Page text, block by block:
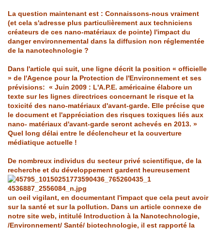
La question maintenant est : Connaissons-nous vraiment
(et cela s'adresse plus particulièrement aux techniciens
créateurs de ces nano-matériaux de pointe) l'impact du
danger environnemental dans la diffusion non réglementée
de la nanotechnologie ?
Dans l'article qui suit, une ligne décrit la position « officielle
» de l'Agence pour la Protection de l'Environnement et ses
prévisions: « Juin 2009 : L'A.P.E. américaine élabore un
texte sur les lignes directrices concernant le risque et la
toxicité des nano-matériaux d'avant-garde. Elle précise que
le document et l'appréciation des risques toxiques liés aux
nano- matériaux d'avant-garde seront achevés en 2013. »
Quel long délai entre le déclencheur et la couverture
médiatique actuelle !
De nombreux individus du secteur privé scientifique, de la
recherche et du développement gardent heureusement
un oeil vigilant, en documentant l'impact que cela peut avoir
sur la santé et sur la pollution. Dans un article connexe de
notre site web, intitulé Introduction à la Nanotechnologie,
/Environnement/ Santé/ biotechnologie, il est rapporté la